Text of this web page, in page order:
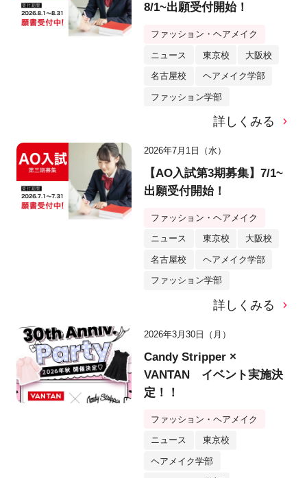
8/1~出願受付開始！
ファッション・ヘアメイク
ニュース 東京校 大阪校
名古屋校 ヘアメイク学部
ファッション学部
詳しくみる
2026年7月1日（水）
【AO入試第3期募集】7/1~
出願受付開始！
ファッション・ヘアメイク
ニュース 東京校 大阪校
名古屋校 ヘアメイク学部
ファッション学部
詳しくみる
2026年3月30日（月）
Candy Stripper ×
VANTAN イベント実施決
定！！
ファッション・ヘアメイク
ニュース 東京校
ヘアメイク学部